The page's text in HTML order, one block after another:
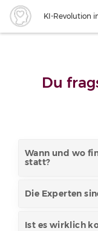
KI-Revolution
Du
Wann und wo
statt?
Die Experten
Ist es wirklich